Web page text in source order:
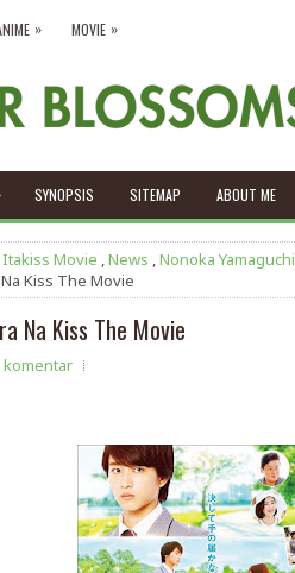
» MOVIE »
SYNOPSIS SITEMAP ABOUT ME
Itakiss Movie ,News ,Nonoka Yamaguchi
Kiss The Movie
Na Kiss The Movie
komentar